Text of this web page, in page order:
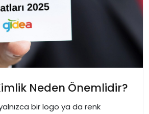
Neden Önemlidir?
bir logo ya da renk